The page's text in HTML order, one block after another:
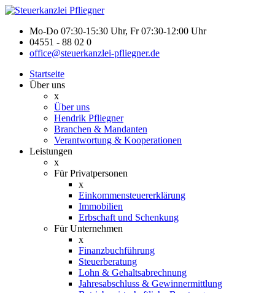
Mo-Do 07:30-15:30 Uhr, Fr 07:30-12:00 Uhr
04551 - 88 02 0
office@steuerkanzlei-pfliegner.de
Startseite
Über uns
x
Über uns
Hendrik Pfliegner
Branchen & Mandanten
Verantwortung & Kooperationen
Leistungen
x
Für Privatpersonen
x
Einkommensteuererklärung
Immobilien
Erbschaft und Schenkung
Für Unternehmen
x
Finanzbuchführung
Steuerberatung
Lohn & Gehaltsabrechnung
Jahresabschluss & Gewinnermittlung